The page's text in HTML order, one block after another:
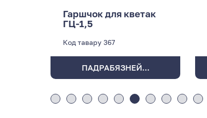
Гаршчок для кветак
ГЦ-1,5
Код тавару 367
ПАДРАБЯЗНЕЙ...